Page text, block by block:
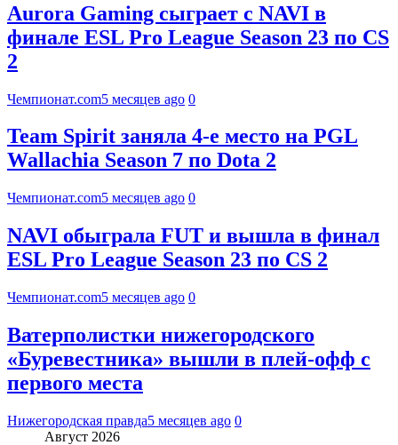
Aurora Gaming сыграет с NAVI в
финале ESL Pro League Season 23 по CS
2
Чемпионат.com5 месяцев ago 0
Team Spirit заняла 4-е место на PGL
Wallachia Season 7 по Dota 2
Чемпионат.com5 месяцев ago 0
NAVI обыграла FUT и вышла в финал
ESL Pro League Season 23 по CS 2
Чемпионат.com5 месяцев ago 0
Ватерполистки нижегородского
«Буревестника» вышли в плей-офф с
первого места
Нижегородская правда5 месяцев ago 0
Август 2026